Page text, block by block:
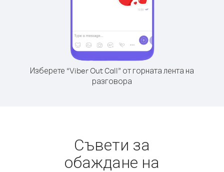
Изберете “Viber Out Call” от горната лента на
разговора
Съвети за
обаждане на